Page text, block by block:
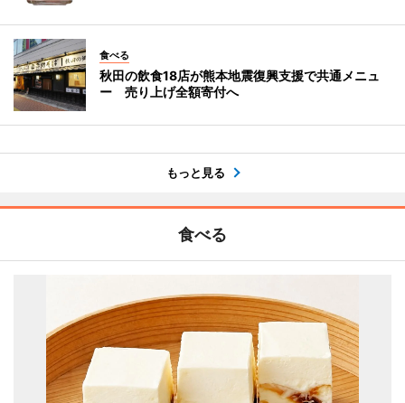
食べる
秋田の飲食18店が熊本地震復興支援で共通メニュ
ー 売り上げ全額寄付へ
もっと見る
食べる